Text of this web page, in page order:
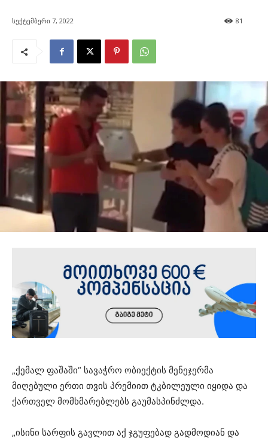
სექტემბერი 7, 2022 81
„ქემალ ფაშაში“ სავაჭრო ობიექტის მენეჯერმა
მიღებული ერთი თვის პრემიით ტკბილეული იყიდა და
ქართველ მომხმარებლებს გაუმასპინძლდა.
„ისინი სარფის გავლით აქ ჯგუფებად გადმოდიან და